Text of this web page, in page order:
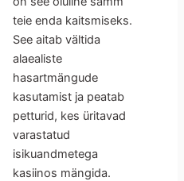
teie enda kaitsmiseks.
See aitab vältida
alaealiste
hasartmängude
kasutamist ja peatab
petturid, kes üritavad
varastatud
isikuandmetega
kasiinos mängida.